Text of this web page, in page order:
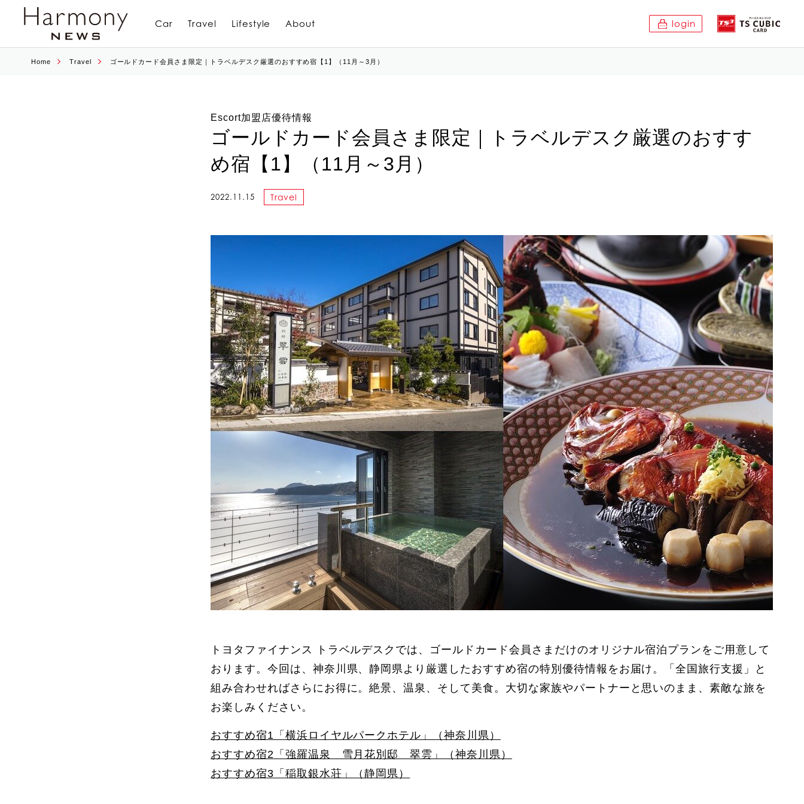
Car Travel Lifestyle About login
Home Travel ゴールドカード会員さま限定｜トラベルデスク厳選のおすすめ宿【1】（11月～3月）
Escort加盟店優待情報
ゴールドカード会員さま限定｜トラベルデスク厳選のおすす
め宿【1】（11月～3月）
2022.11.15 Travel
トヨタファイナンス トラベルデスクでは、ゴールドカード会員さまだけのオリジナル宿泊プランをご用意して
おります。今回は、神奈川県、静岡県より厳選したおすすめ宿の特別優待情報をお届け。「全国旅行支援」と
組み合わせればさらにお得に。絶景、温泉、そして美食。大切な家族やパートナーと思いのまま、素敵な旅を
お楽しみください。
おすすめ宿1「横浜ロイヤルパークホテル」（神奈川県）
おすすめ宿2「強羅温泉 雪月花別邸 翠雲」（神奈川県）
おすすめ宿3「稲取銀水荘」（静岡県）